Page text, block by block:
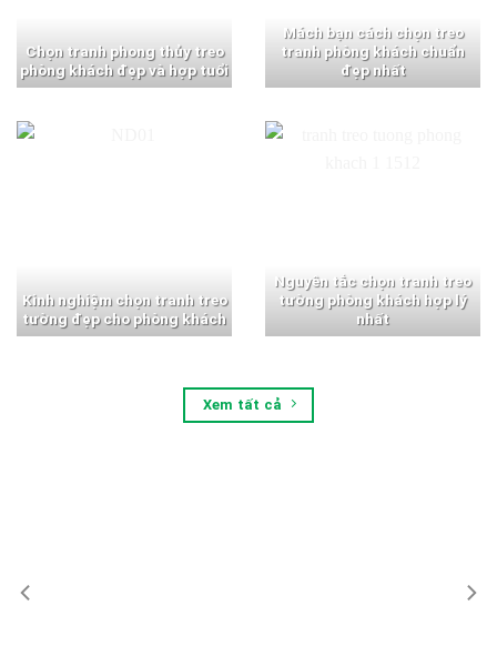
Chọn tranh phong thủy treo
phòng khách đẹp và hợp tuổi
Mách bạn cách chọn treo
tranh phòng khách chuẩn
đẹp nhất
Kinh nghiệm chọn tranh treo
tường đẹp cho phòng khách
Nguyên tắc chọn tranh treo
tường phòng khách hợp lý
nhất
Xem tất cả